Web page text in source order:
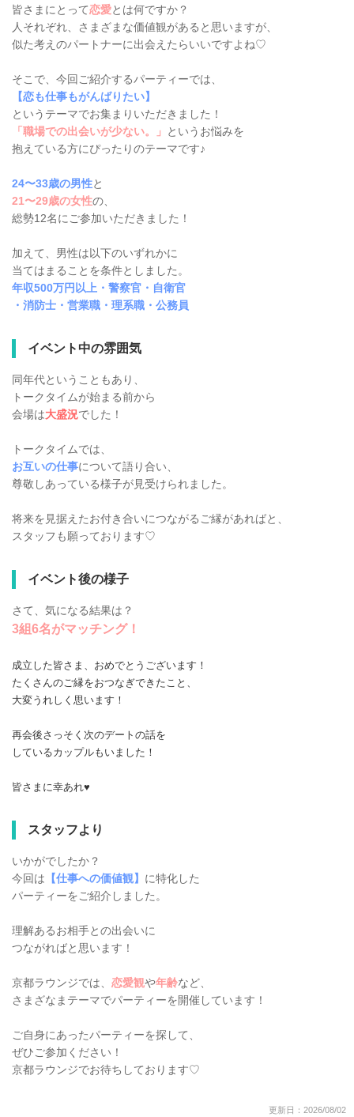
皆さまにとって恋愛とは何ですか？
人それぞれ、さまざまな価値観があると思いますが、
似た考えのパートナーに出会えたらいいですよね♡
そこで、今回ご紹介するパーティーでは、
【恋も仕事もがんばりたい】
というテーマでお集まりいただきました！
「職場での出会いが少ない。」
というお悩みを
抱えている方にぴったりのテーマです♪
24〜33歳の男性と
21〜29歳の女性の、
総勢12名にご参加いただきました！
加えて、男性は以下のいずれかに
当てはまることを条件としました。
年収500万円以上・警察官・自衛官
・消防士・営業職・理系職・公務員
イベント中の雰囲気
同年代ということもあり、
トークタイムが始まる前から
会場は大盛況でした！
トークタイムでは、
お互いの仕事について語り合い、
尊敬しあっている様子が見受けられました。
将来を見据えたお付き合いにつながるご縁があればと、
スタッフも願っております♡
イベント後の様子
さて、気になる結果は？
3組6名がマッチング！
成立した皆さま、おめでとうございます！
たくさんのご縁をおつなぎできたこと、
大変うれしく思います！
再会後さっそく次のデートの話を
しているカップルもいました！
皆さまに幸あれ♥
スタッフより
いかがでしたか？
今回は 【仕事への価値観】 に特化した
パーティーをご紹介しました。
理解あるお相手との出会いに
つながればと思います！
京都ラウンジでは、 恋愛観や年齢など、
さまざなまテーマでパーティーを開催しています！
ご自身にあったパーティーを探して、
ぜひご参加ください！
京都ラウンジでお待ちしております♡
更新日：2026/08/02